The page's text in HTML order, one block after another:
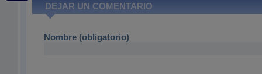
DEJAR UN COMENTARIO
Nombre (obligatorio)